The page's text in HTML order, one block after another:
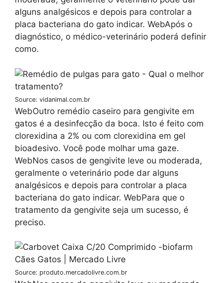
alguns analgésicos e depois para controlar a
placa bacteriana do gato indicar. WebApós o
diagnóstico, o médico-veterinário poderá definir
como.
Source: vidanimal.com.br
WebOutro remédio caseiro para gengivite em
gatos é a desinfecção da boca. Isto é feito com
clorexidina a 2% ou com clorexidina em gel
bioadesivo. Você pode molhar uma gaze.
WebNos casos de gengivite leve ou moderada,
geralmente o veterinário pode dar alguns
analgésicos e depois para controlar a placa
bacteriana do gato indicar. WebPara que o
tratamento da gengivite seja um sucesso, é
preciso.
Source: produto.mercadolivre.com.br